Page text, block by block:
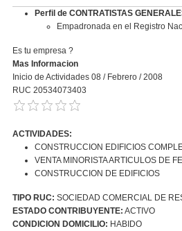
Perfil de CONTRATISTAS
Empadronada en el Registro
Es tu empresa ?
Mas Informacion
Inicio de Actividades 08 / Febrero / 2008
RUC 20534073403
ACTIVIDADES:
CONSTRUCCION EDIFICIOS
VENTA MINORISTA ARTICULOS DE
CONSTRUCCION DE EDIFICIOS
TIPO RUC: SOCIEDAD COMERCIAL DE
ESTADO CONTRIBUYENTE: ACTIVO
CONDICION DOMICILIO: HABIDO